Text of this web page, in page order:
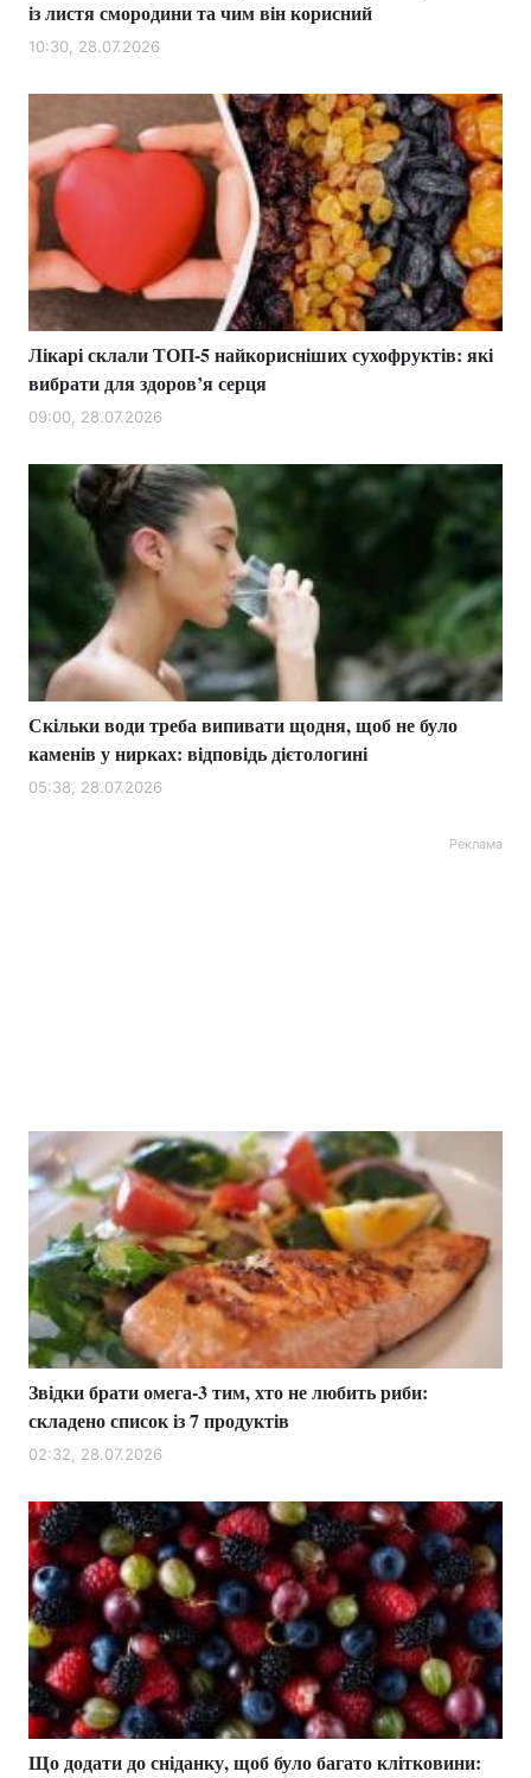
із листя смородини та чим він корисний
10:30, 28.07.2026
Лікарі склали ТОП-5 найкорисніших сухофруктів: які
вибрати для здоров’я серця
09:00, 28.07.2026
Скільки води треба випивати щодня, щоб не було
каменів у нирках: відповідь дієтологині
05:38, 28.07.2026
Реклама
Звідки брати омега-3 тим, хто не любить риби:
складено список із 7 продуктів
02:32, 28.07.2026
Що додати до сніданку, щоб було багато клітковини: